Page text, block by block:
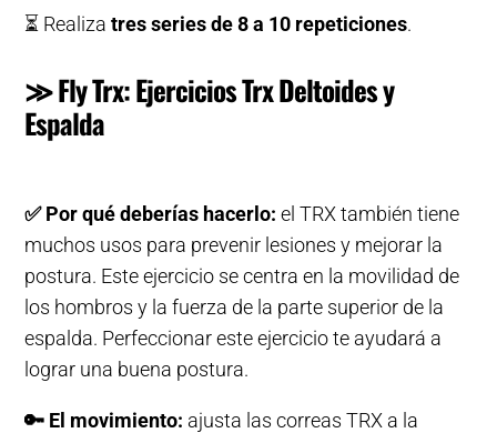
⏳ Realizatres series de 8 a 10 repeticiones.
≫ Fly Trx: Ejercicios Trx Deltoides y
Espalda
✅Por qué deberías hacerlo: el TRX también tiene
muchos usos para prevenir lesiones y mejorar la
postura. Este ejercicio se centra en la movilidad de
los hombros y la fuerza de la parte superior de la
espalda. Perfeccionar este ejercicio te ayudará a
lograr una buena postura.
🔑 El movimiento: ajusta las correas TRX a la